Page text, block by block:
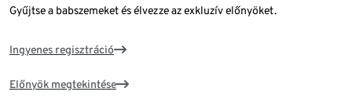
Gyűjtse a babszemeket és élvezze az exkluzív előnyöket.
Ingyenes regisztráció
Előnyök megtekintése